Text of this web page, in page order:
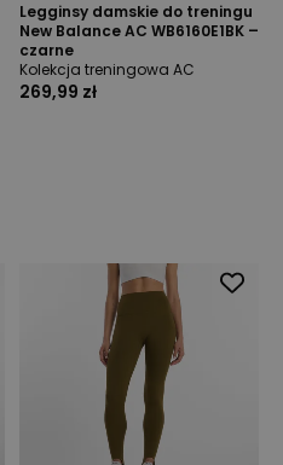
Legginsy damskie do treningu
New Balance AC WB6160E1BK –
czarne
Kolekcja treningowa AC
269,99 zł